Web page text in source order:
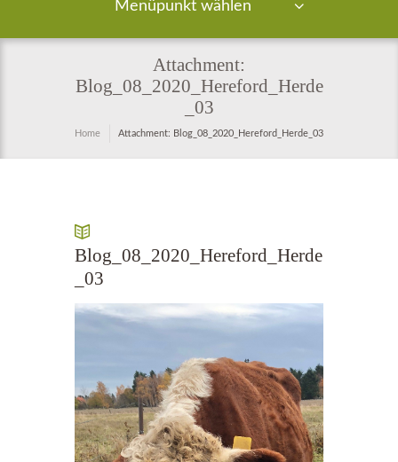
Menüpunkt wählen
Attachment:
Blog_08_2020_Hereford_Herde
_03
Home Attachment: Blog_08_2020_Hereford_Herde_03
Blog_08_2020_Hereford_Herde
_03